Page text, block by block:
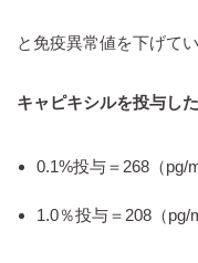
と免疫異常値を下げてい
キャピキシルを投与し
0.1%投与＝268（pg/
1.0％投与＝208（pg/